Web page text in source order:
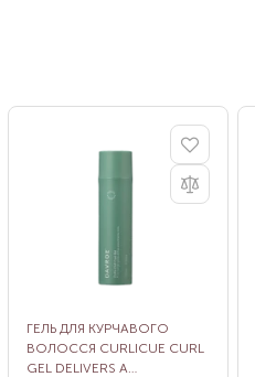
ГЕЛЬ ДЛЯ КУРЧАВОГО
ВОЛОССЯ CURLICUE CURL
GEL DELIVERS A